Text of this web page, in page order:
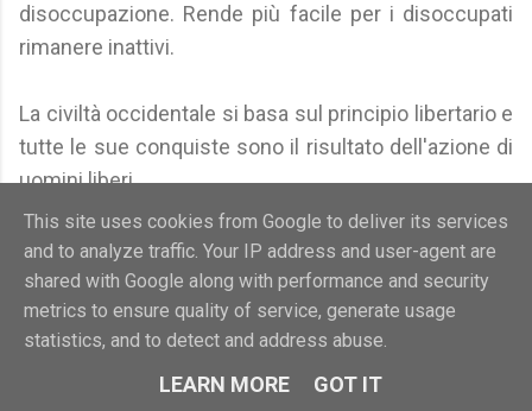
disoccupazione. Rende più facile per i disoccupati
rimanere inattivi.
La civiltà occidentale si basa sul principio libertario e
tutte le sue conquiste sono il risultato dell'azione di
uomini liberi.
La commistione di politica e affari non è dannosa
soltanto per la politica, come spesso si osserva, ma
ancor più per gli affari.
La critica scientifica non ha compito più nobile che
This site uses cookies from Google to deliver its services
and to analyze traffic. Your IP address and user-agent are
shared with Google along with performance and security
metrics to ensure quality of service, generate usage
statistics, and to detect and address abuse.
LEARN MORE GOT IT